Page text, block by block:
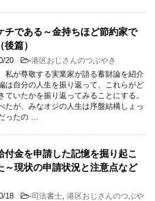
チである～金持ちほど節約家で
後篇）
20 -港区おじさんのつぶやき
私が尊敬する実業家が語る蓄財論を紹介
は自分の人生を振り返って、これらがど
ていたかを振り返ってみることにする。
たが、みなオジの人生は序盤結構しょっ
ったの …
付金を申請した記憶を掘り起こ
～現状の申請状況と注意点など
18 -司法書士 港区おじさんのつぶや